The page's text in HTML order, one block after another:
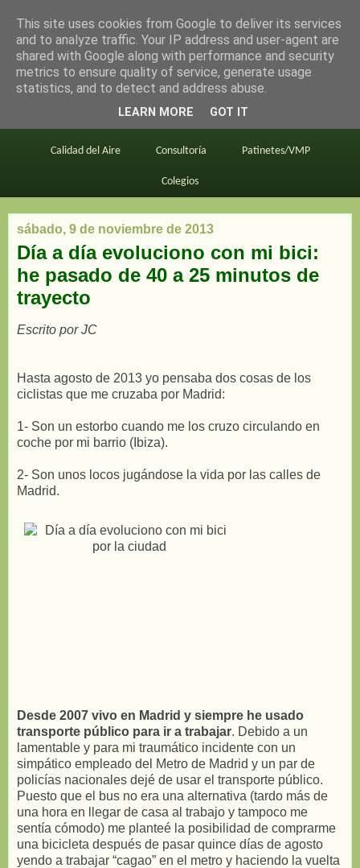
en bici por madrid
Este blog BiciMAD Primeros consejos
Calidad del Aire Consultoría Patinetes/VMP
Colegios
sábado, 9 de noviembre de 2013
Día a día evoluciono con mi bici:
he pasado de 40 a 25 minutos de
trayecto
Escrito por JC
Hasta agosto de 2013 yo pensaba dos cosas de los
ciclistas que me cruzaba por Madrid:
1- Son un estorbo cuando me los cruzo circulando en
coche por mi barrio (Ibiza).
2- Son unos locos jugándose la vida por las calles de
Madrid.
Desde 2007 vivo en Madrid y siempre he usado
transporte público para ir a trabajar. Debido a un
lamentable y para mi traumático incidente con un
simpático empleado del Metro de Madrid y un par de
policías nacionales dejé de usar el transporte público.
Puesto que el bus no era una alternativa (tardo más de
una hora en llegar de casa al trabajo y tampoco me
sentía cómodo) me planteé la posibilidad de comprarme
una bicicleta después de pasar quince días de agosto
yendo a trabajar “cagao” en el metro y haciendo la vuelta
This site uses cookies from Google to deliver its services
and to analyze traffic. Your IP address and user-agent are
shared with Google along with performance and security
metrics to ensure quality of service, generate usage
statistics, and to detect and address abuse.
LEARN MORE GOT IT